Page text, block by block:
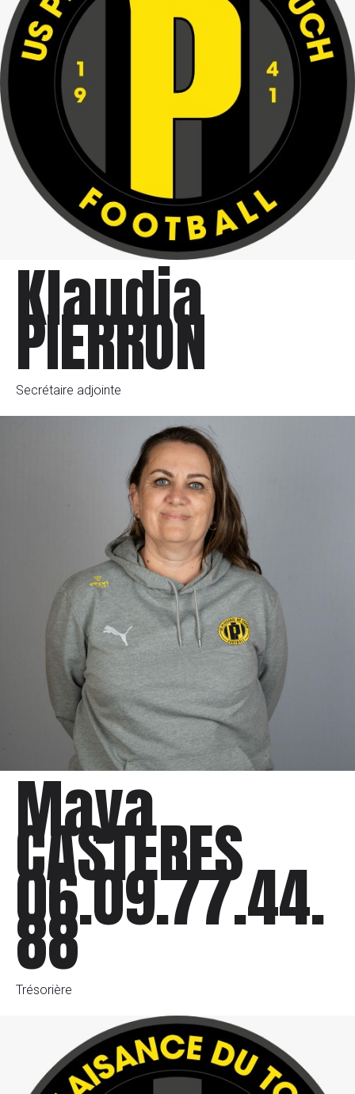
Klaudia
PIERRON
Secrétaire adjointe
Maya
CASTERES
06.09.77.44.
88
Trésorière